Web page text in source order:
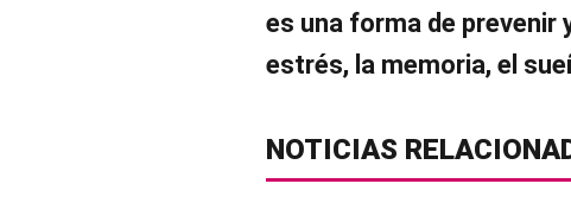
es una forma de prevenir
estrés, la memoria, el
NOTICIAS